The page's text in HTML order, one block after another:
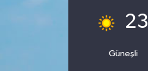
23
Güneşli